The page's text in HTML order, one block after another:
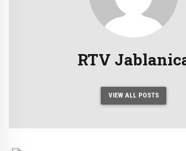
RTV
VIEW ALL POSTS